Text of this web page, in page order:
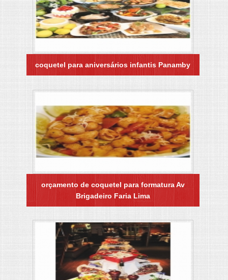
coquetel para aniversários infantis Panamby
orçamento de coquetel para formatura Av
Brigadeiro Faria Lima